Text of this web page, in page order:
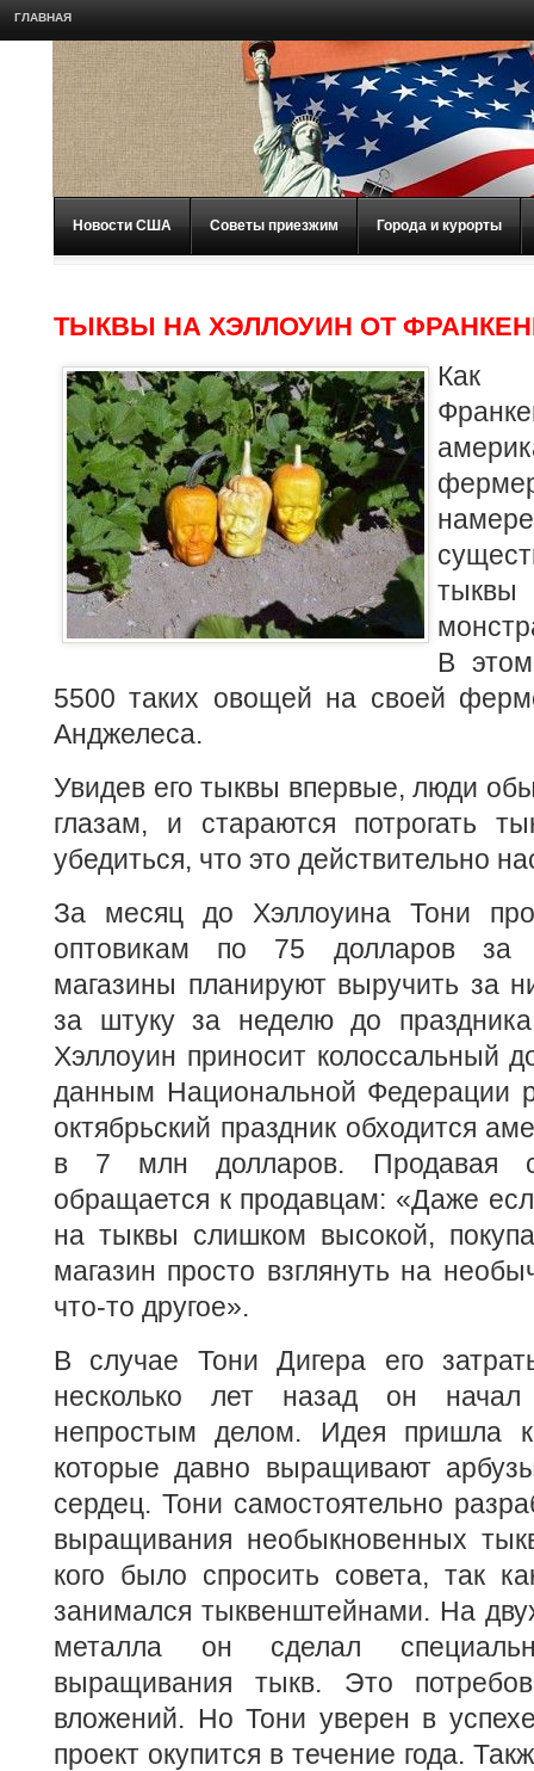
ГЛАВНАЯ
Новости США Советы приезжим Города и курорты
ТЫКВЫ НА ХЭЛЛОУИН ОТ
В
5500 таких овощей на своей
Анджелеса.
Увидев его тыквы впервые, люди
глазам, и стараются потрогать
убедиться, что это действительно
За месяц до Хэллоуина Тони
оптовикам по 75 долларов за
магазины планируют выручить за
за штуку за неделю до
Хэллоуин приносит колоссальный
данным Национальной Федерации
октябрьский праздник обходится
в 7 млн долларов. Продавая
обращается к продавцам: «Даже
на тыквы слишком высокой,
магазин просто взглянуть на
что-то другое».
В случае Тони Дигера его
несколько лет назад он начал
непростым делом. Идея пришла
которые давно выращивают
сердец. Тони самостоятельно
выращивания необыкновенных
кого было спросить совета, так
занимался тыквенштейнами. На
металла он сделал
выращивания тыкв. Это
вложений. Но Тони уверен в
проект окупится в течение года.